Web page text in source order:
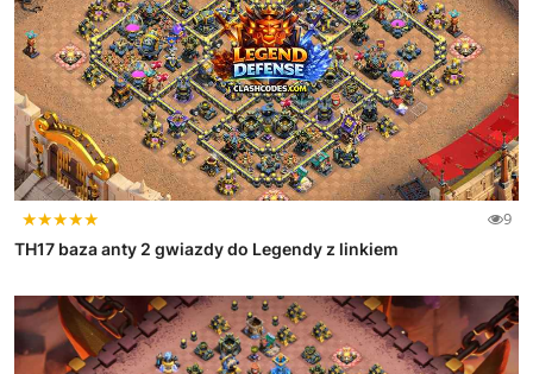
★★★★★ 9
TH17 baza anty 2 gwiazdy do Legendy z linkiem